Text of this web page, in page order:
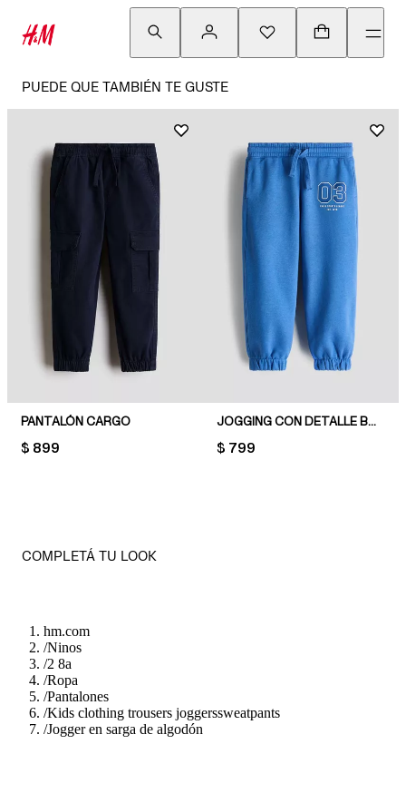
PUEDE QUE TAMBIÉN TE GUSTE
PANTALÓN CARGO
PRICE:
$ 899
JOGGING CON DETALLE BORDADO
PRICE:
$ 799
COMPLETÁ TU LOOK
hm.com
/Ninos
/2 8a
/Ropa
/Pantalones
/Kids clothing trousers joggerssweatpants
/Jogger en sarga de algodón